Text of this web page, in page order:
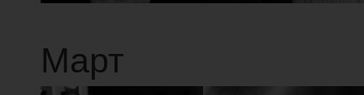
Март